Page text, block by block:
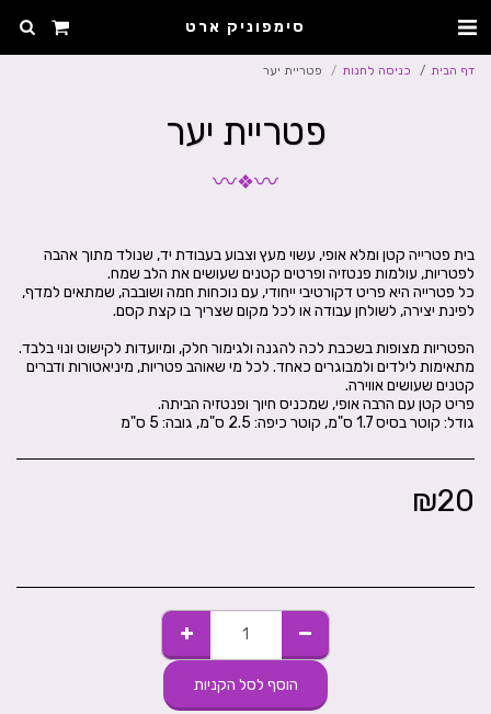
סימפוניק ארט
דף הבית כניסה לחנות פטריית יער
פטריית יער
〰
❖
〰
בית פטרייה קטן ומלא אופי, עשוי מעץ וצבוע בעבודת יד, שנולד מתוך אהבה
כל פטרייה היא פריט דקורטיבי ייחודי, עם נוכחות חמה ושובבה, שמתאים למדף,
מתאימות לילדים ולמבוגרים כאחד. לכל מי שאוהב פטריות, מיניאטורות ודברים
גודל: קוטר בסיס 1.7 ס"מ, קוטר כיפה: 2.5 ס"מ, גובה: 5 ס"מ
₪20
הוסף לסל הקניות